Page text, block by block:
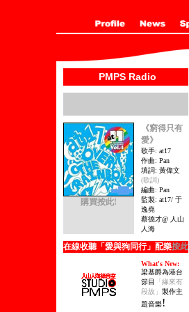
PMPS Radio
購買按此!
《窮得只有
愛》
歌手: at17
作曲: Pan
填詞: 黃偉文
(歌詞)
編曲: Pan
監製: at17/ 于
逸堯
蔡德才@ 人山
人海
在線收聽「愛與狗同行」配樂按此
What's New:
梁基爵為港台
節目
「緣來有
段故」 製作主
題音樂!